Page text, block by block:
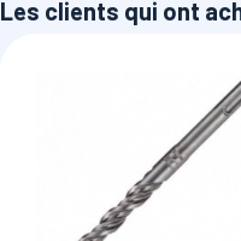
Les clients qui ont